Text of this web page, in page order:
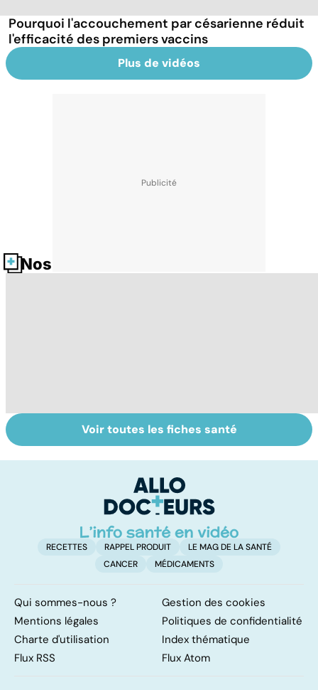
Pourquoi l'accouchement par césarienne réduit
l'efficacité des premiers vaccins
Plus de vidéos
Nos fiches santé
Tout savoir sur
les infections
Inflammation des
amygdales : que
d'angine ?
Voir toutes les fiches santé
RECETTES RAPPEL PRODUIT
LE MAG DE LA SANTÉ
CANCER
MÉDICAMENTS
Qui sommes-nous ?
Gestion des cookies
Mentions légales
Politiques de confidentialité
Charte d'utilisation
Index thématique
Flux RSS
Flux Atom